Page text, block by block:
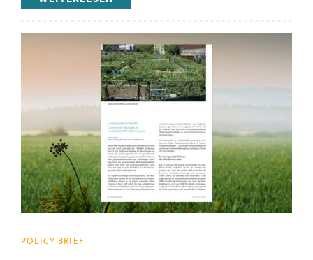
FEHLENDER
ZU
LAND
–
EIN
PROBLEM
FÜR
AGRAR-
UND
ERNÄHRUNGSWENDE?
POLICY BRIEF